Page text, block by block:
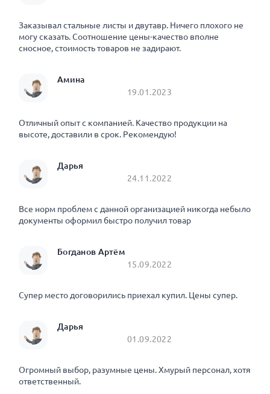
Заказывал стальные листы и двутавр. Ничего плохого не
могу сказать. Соотношение цены-качество вполне
сносное, стоимость товаров не задирают.
Амина
19.01.2023
Отличный опыт с компанией. Качество продукции на
высоте, доставили в срок. Рекомендую!
Дарья
24.11.2022
Все норм проблем с данной организацией никогда небыло
документы оформил быстро получил товар
Богданов Артём
15.09.2022
Супер место договорились приехал купил. Цены супер.
Дарья
01.09.2022
Огромный выбор, разумные цены. Хмурый персонал, хотя
ответственный.